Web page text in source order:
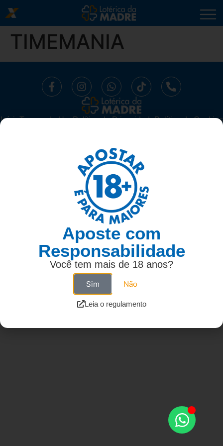
TIMEMANIA
Início⁠Termos de UsoPolítica de PrivacidadePolítica de Cookies
AV. MADRE LEONIA MILITO, 1175, SALA 06 SUBSOLO - BELA
SUIÇA, LONDRINA/ PARANÁ - 86050-270
TELEFONE: 43 3337-1117
Aposte com
Responsabilidade
Você tem mais de 18 anos?
Sim Não
Leia o regulamento